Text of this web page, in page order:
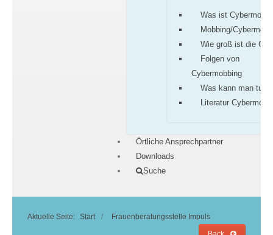
Was ist
Mobbing/
Wie groß ist die
Folgen von
Cybermobbing
Was kann man tun?
Literatur
Örtliche Ansprechpartner
Downloads
Suche
Aktuelle Seite: Start Frauenberatungsstelle Impuls
Back